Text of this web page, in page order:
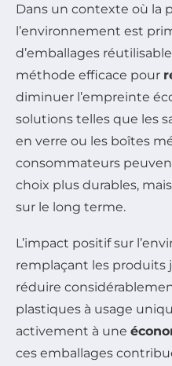
Dans un contexte où la
l’environnement est
d’emballages
méthode efficace pour
diminuer l’empreinte
solutions telles que les
en verre ou les boîtes
consommateurs
choix plus durables,
sur le long terme.
L’impact positif sur
remplaçant les produits
réduire
plastiques à usage
activement à une
ces emballages